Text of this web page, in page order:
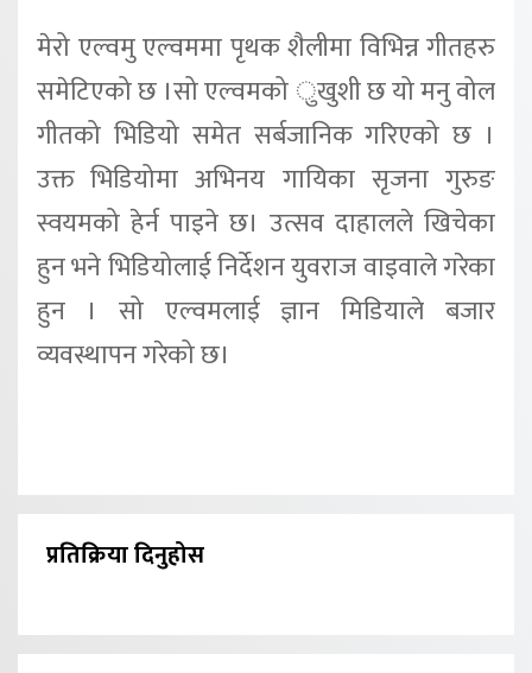
मेरो एल्वमु एल्वममा पृथक शैलीमा विभिन्न गीतहरु
समेटिएको छ ।सो एल्वमको ुखुशी छ यो मनु वोल
गीतको भिडियो समेत सर्बजानिक गरिएको छ ।
उक्त भिडियोमा अभिनय गायिका सृजना गुरुङ
स्वयमको हेर्न पाइने छ। उत्सव दाहालले खिचेका
हुन भने भिडियोलाई निर्देशन युवराज वाइवाले गरेका
हुन । सो एल्वमलाई ज्ञान मिडियाले बजार
व्यवस्थापन गरेको छ।
प्रतिक्रिया दिनुहोस